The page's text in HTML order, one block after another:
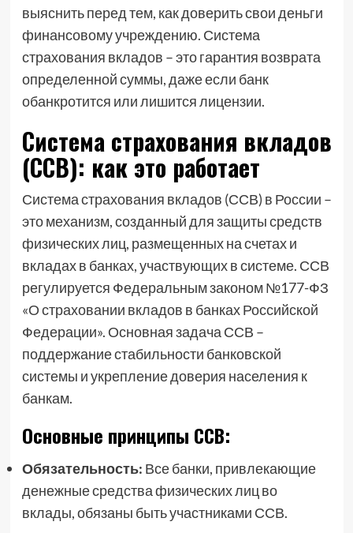
выяснить перед тем, как доверить свои деньги
финансовому учреждению. Система
страхования вкладов – это гарантия возврата
определенной суммы, даже если банк
обанкротится или лишится лицензии.
Система страхования вкладов
(ССВ): как это работает
Система страхования вкладов (ССВ) в России –
это механизм, созданный для защиты средств
физических лиц, размещенных на счетах и
вкладах в банках, участвующих в системе. ССВ
регулируется Федеральным законом №177-ФЗ
«О страховании вкладов в банках Российской
Федерации». Основная задача ССВ –
поддержание стабильности банковской
системы и укрепление доверия населения к
банкам.
Основные принципы ССВ:
Обязательность: Все банки, привлекающие
денежные средства физических лиц во
вклады, обязаны быть участниками ССВ.